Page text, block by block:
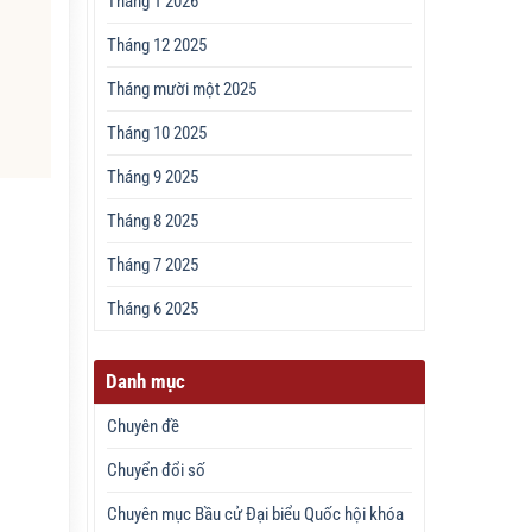
Tháng 12 2025
Tháng mười một 2025
Tháng 10 2025
Tháng 9 2025
Tháng 8 2025
Tháng 7 2025
Tháng 6 2025
Danh mục
Chuyên đề
Chuyển đổi số
Chuyên mục Bầu cử Đại biểu Quốc hội khóa